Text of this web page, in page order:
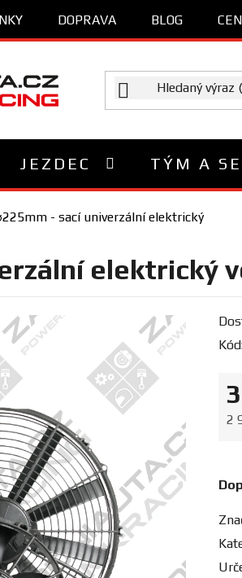
DOPRAVA BLOG
JEZDEC TÝM A
- sací univerzální elektrický
elektrický
2